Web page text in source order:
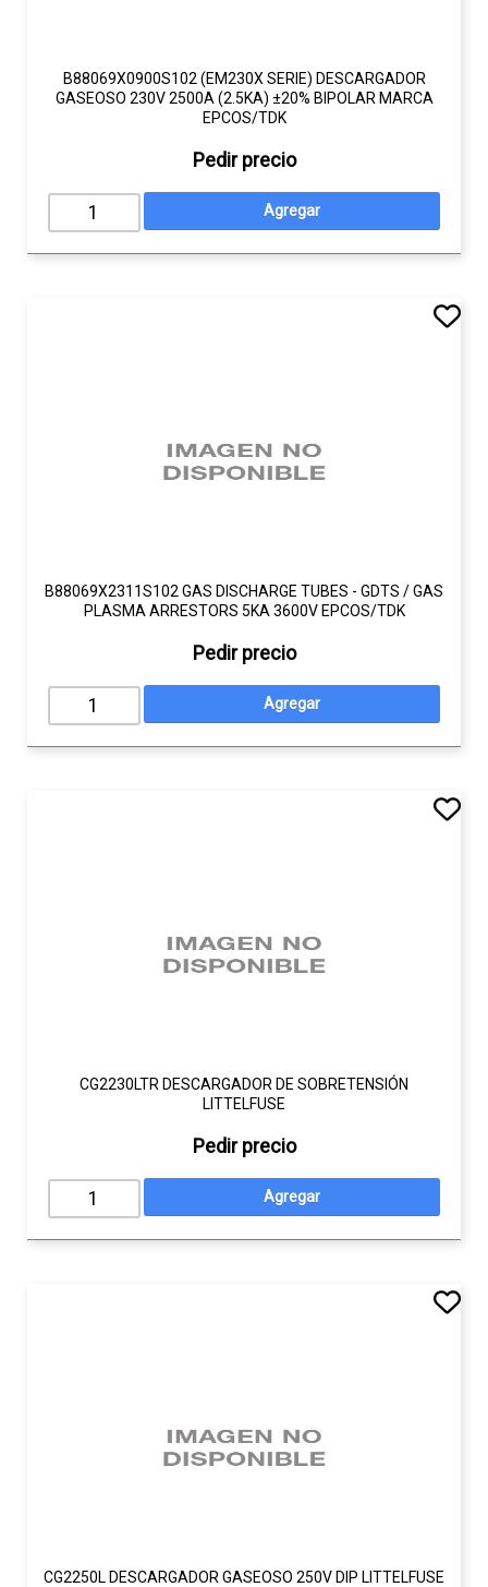
B88069X0900S102 (EM230X SERIE) DESCARGADOR
GASEOSO 230V 2500A (2.5KA) ±20% BIPOLAR MARCA
EPCOS/TDK
Pedir precio
B88069X2311S102 GAS DISCHARGE TUBES - GDTS / GAS
PLASMA ARRESTORS 5KA 3600V EPCOS/TDK
Pedir precio
CG2230LTR DESCARGADOR DE SOBRETENSIÓN
LITTELFUSE
Pedir precio
CG2250L DESCARGADOR GASEOSO 250V DIP LITTELFUSE